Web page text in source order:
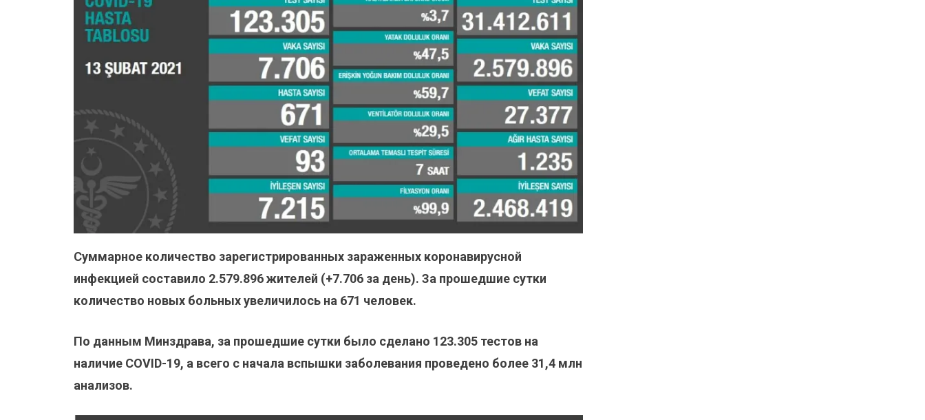
Суммарное количество зарегистрированных зараженных коронавирусной
инфекцией составило 2.579.896жителей (+7.706 за день). За прошедшие сутки
количество новых больных увеличилось на 671 человек.
По данным Минздрава, за прошедшие сутки было сделано 123.305 тестов на
наличие COVID-19, а всего с начала вспышки заболевания проведено более 31,4 млн
анализов.